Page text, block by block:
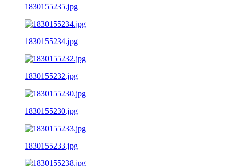
1830155235.jpg
1830155234.jpg
1830155232.jpg
1830155230.jpg
1830155233.jpg